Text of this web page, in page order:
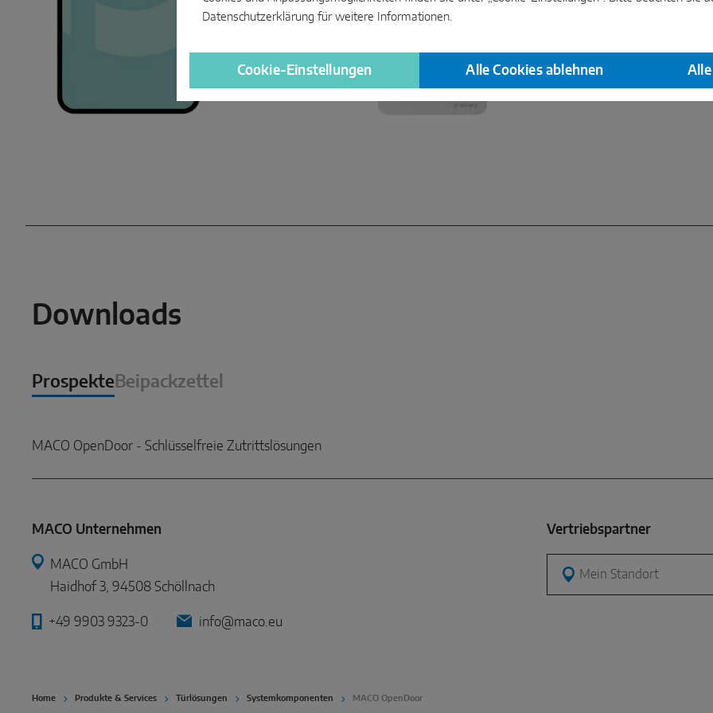
Codetastatur
Downloads
Prospekte Beipackzettel
MACO OpenDoor - Schlüsselfreie Zutrittslösungen
MACO Unternehmen
MACO GmbH
Haidhof 3, 94508 Schöllnach
+49 9903 9323-0 info@maco.eu
Vertriebspartner
Mein Standort
Home Produkte & Services Türlösungen Systemkomponenten MACO OpenDoor
Datenschutzerklärung für weitere Informationen.
Cookie-Einstellungen Alle Cookies ablehnen